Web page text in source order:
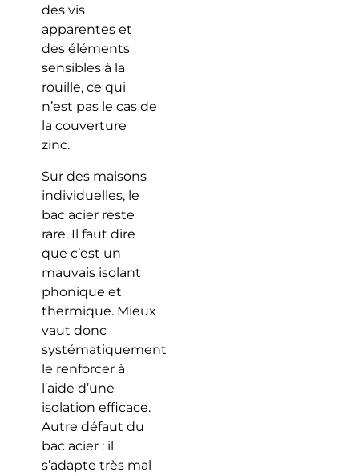
des vis
apparentes et
des éléments
sensibles à la
rouille, ce qui
n’est pas le cas de
la couverture
zinc.
Sur des maisons
individuelles, le
bac acier reste
rare. Il faut dire
que c’est un
mauvais isolant
phonique et
thermique. Mieux
vaut donc
systématiquement
le renforcer à
l’aide d’une
isolation efficace.
Autre défaut du
bac acier : il
s’adapte très mal